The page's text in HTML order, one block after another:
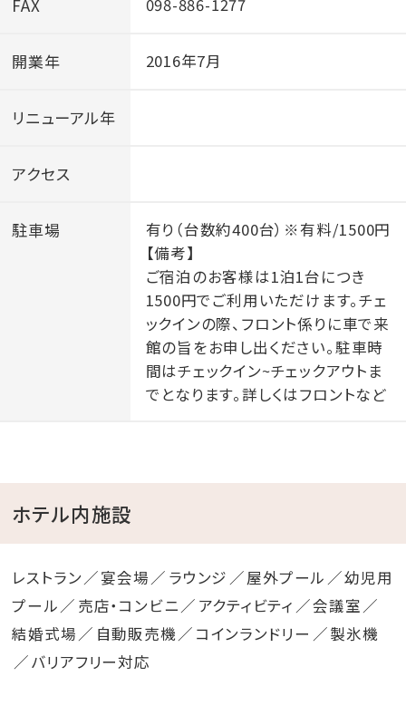
FAX
開業年 2016年7月
リニューアル年
アクセス
駐車場
有り（台数約400台）※有料/1500円
【備考】
ご宿泊のお客様は1泊1台につき
1500円でご利用いただけます。チェ
ックインの際、フロント係りに車で来
館の旨をお申し出ください。駐車時
間はチェックイン~チェックアウトま
でとなります。詳しくはフロントなど
ホテル内施設
レストラン 宴会場 ラウンジ 屋外プール
幼児用
プール
売店・コンビニ アクティビティ
会議室
結婚式場
自動販売機 コインランドリー
製氷機
バリアフリー対応